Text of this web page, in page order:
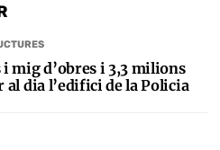
i mig d’obres i 3,3 milions
al dia l’edifici de la Policia